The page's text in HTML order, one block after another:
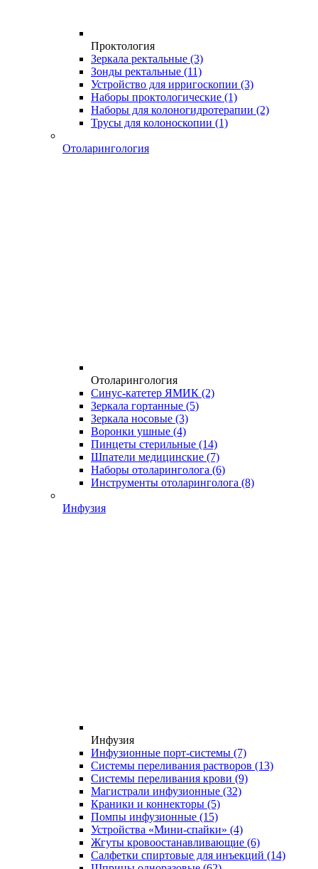
Проктология
Зеркала ректальные (3)
Зонды ректальные (11)
Устройство для ирригоскопии (3)
Наборы проктологические (1)
Наборы для колоногидротерапии (2)
Трусы для колоноскопии (1)
Отоларингология
Отоларингология
Синус-катетер ЯМИК (2)
Зеркала гортанные (5)
Зеркала носовые (3)
Воронки ушные (4)
Пинцеты стерильные (14)
Шпатели медицинские (7)
Наборы отоларинголога (6)
Инструменты отоларинголога (8)
Инфузия
Инфузия
Инфузионные порт-системы (7)
Системы переливания растворов (13)
Системы переливания крови (9)
Магистрали инфузионные (32)
Краники и коннекторы (5)
Помпы инфузионные (15)
Устройства «Мини-спайки» (4)
Жгуты кровоостанавливающие (6)
Салфетки спиртовые для инъекций (14)